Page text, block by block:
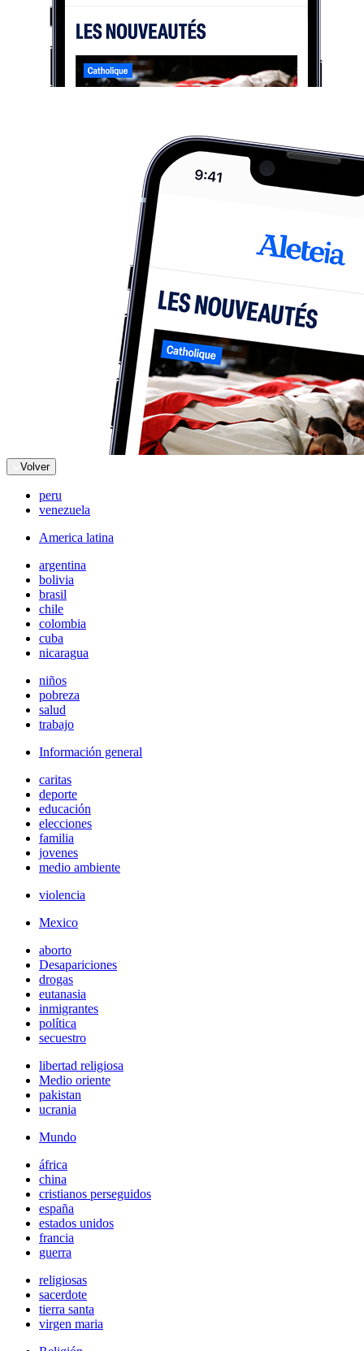
Volver
peru
venezuela
America latina
argentina
bolivia
brasil
chile
colombia
cuba
nicaragua
niños
pobreza
salud
trabajo
Información general
caritas
deporte
educación
elecciones
familia
jovenes
medio ambiente
violencia
Mexico
aborto
Desapariciones
drogas
eutanasia
inmigrantes
política
secuestro
libertad religiosa
Medio oriente
pakistan
ucrania
Mundo
áfrica
china
cristianos perseguidos
españa
estados unidos
francia
guerra
religiosas
sacerdote
tierra santa
virgen maria